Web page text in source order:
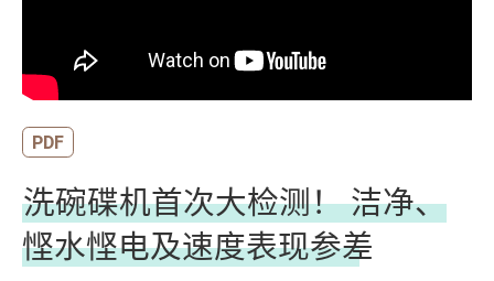
PDF
洗碗碟机首次大检测！ 洁净、
悭水悭电及速度表现参差